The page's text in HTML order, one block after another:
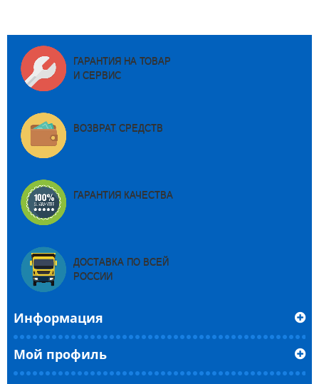
ГАРАНТИЯ НА ТОВАР
И СЕРВИС
ВОЗВРАТ СРЕДСТВ
ГАРАНТИЯ КАЧЕСТВА
ДОСТАВКА ПО ВСЕЙ
РОССИИ
Информация
Мой профиль